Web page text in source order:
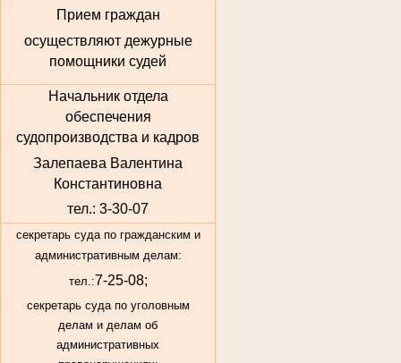
Прием граждан
осуществляют дежурные
помощники судей
Начальник отдела
обеспечения
судопроизводства и кадров
Залепаева Валентина
Константиновна
тел.: 3-30-07
секретарь суда по гражданским и
административным делам:
тел.:7-25-08;
секретарь суда по уголовным
делам и делам об
административных